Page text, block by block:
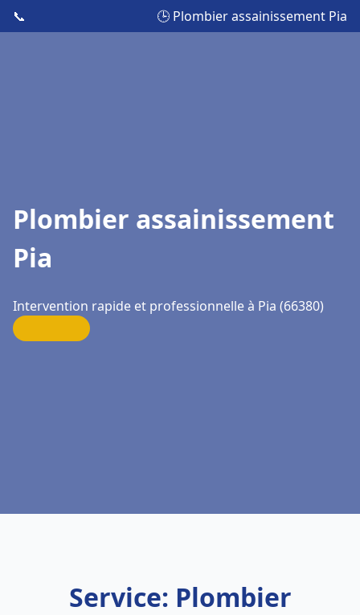
📞 🕒 Plombier assainissement Pia
Plombier assainissement
Pia
Intervention rapide et professionnelle à Pia (66380)
Service: Plombier